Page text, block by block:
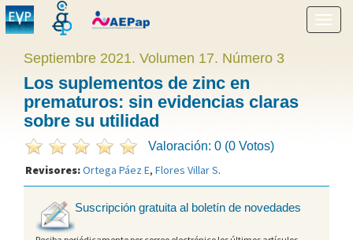
menú
Septiembre 2021. Volumen 17. Número 3
Los suplementos de zinc en
prematuros: sin evidencias claras
sobre su utilidad
Valoración: 0 (0 Votos)
Revisores:Ortega Páez E, Flores Villar S.
Suscripción gratuita al boletín de novedades